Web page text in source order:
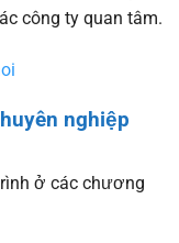
công ty quan tâm.
nghiệp
ở các chương